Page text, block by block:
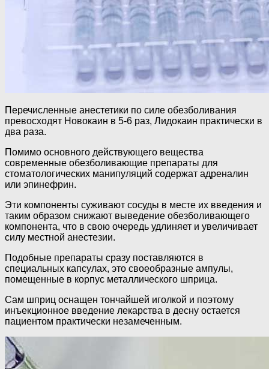
Перечисленные анестетики по силе обезболивания
превосходят Новокаин в 5-6 раз, Лидокаин практически в
два раза.
Помимо основного действующего вещества
современные обезболивающие препараты для
стоматологических манипуляций содержат адреналин
или эпинефрин.
Эти компоненты суживают сосуды в месте их введения и
таким образом снижают выведение обезболивающего
компонента, что в свою очередь удлиняет и увеличивает
силу местной анестезии.
Подобные препараты сразу поставляются в
специальных капсулах, это своеобразные ампулы,
помещенные в корпус металлического шприца.
Сам шприц оснащен тончайшей иголкой и поэтому
инъекционное введение лекарства в десну остается
пациентом практически незамеченным.